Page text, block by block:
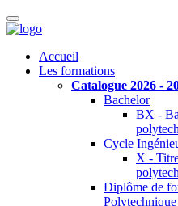
Accueil
Les formations
Catalogue 2026 -
Bachelor
BX -
Cycle
X -
Diplôme de